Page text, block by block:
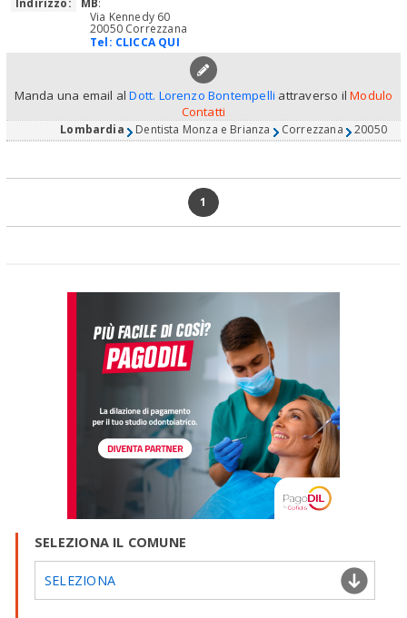
Indirizzo:
MB:
Via Kennedy 60
20050 Correzzana
Tel: CLICCA QUI
Manda una email alDott. Lorenzo Bontempelli attraverso ilModulo
Contatti
Lombardia Dentista Monza e Brianza Correzzana 20050
1
SELEZIONA IL COMUNE
SELEZIONA